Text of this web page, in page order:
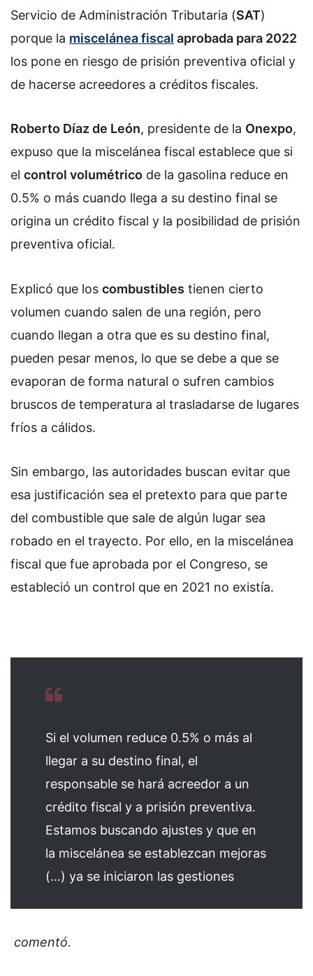
Servicio de Administración Tributaria (SAT)
porque la miscelánea fiscal aprobada para 2022
los pone en riesgo de prisión preventiva oficial y
de hacerse acreedores a créditos fiscales.
Roberto Díaz de León, presidente de la Onexpo,
expuso que la miscelánea fiscal establece que si
el control volumétrico de la gasolina reduce en
0.5% o más cuando llega a su destino final se
origina un crédito fiscal y la posibilidad de prisión
preventiva oficial.
Explicó que los combustibles tienen cierto
volumen cuando salen de una región, pero
cuando llegan a otra que es su destino final,
pueden pesar menos, lo que se debe a que se
evaporan de forma natural o sufren cambios
bruscos de temperatura al trasladarse de lugares
fríos a cálidos.
Sin embargo, las autoridades buscan evitar que
esa justificación sea el pretexto para que parte
del combustible que sale de algún lugar sea
robado en el trayecto. Por ello, en la miscelánea
fiscal que fue aprobada por el Congreso, se
estableció un control que en 2021 no existía.
Si el volumen reduce 0.5% o más al
llegar a su destino final, el
responsable se hará acreedor a un
crédito fiscal y a prisión preventiva.
Estamos buscando ajustes y que en
la miscelánea se establezcan mejoras
(…) ya se iniciaron las gestiones
comentó.